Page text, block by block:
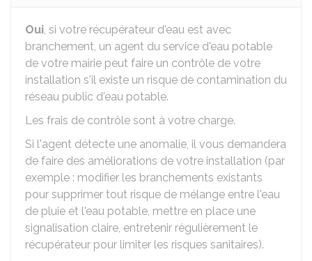
Oui, si votre récupérateur d'eau est avec
branchement, un agent du service d'eau potable
de votre mairie peut faire un contrôle de votre
installation s'il existe un risque de contamination du
réseau public d'eau potable.
Les frais de contrôle sont à votre charge.
Si l'agent détecte une anomalie, il vous demandera
de faire des améliorations de votre installation (par
exemple : modifier les branchements existants
pour supprimer tout risque de mélange entre l'eau
de pluie et l'eau potable, mettre en place une
signalisation claire, entretenir régulièrement le
récupérateur pour limiter les risques sanitaires).